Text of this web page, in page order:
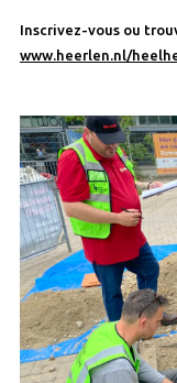
Inscrivez-vous ou
www.heerlen.nl/